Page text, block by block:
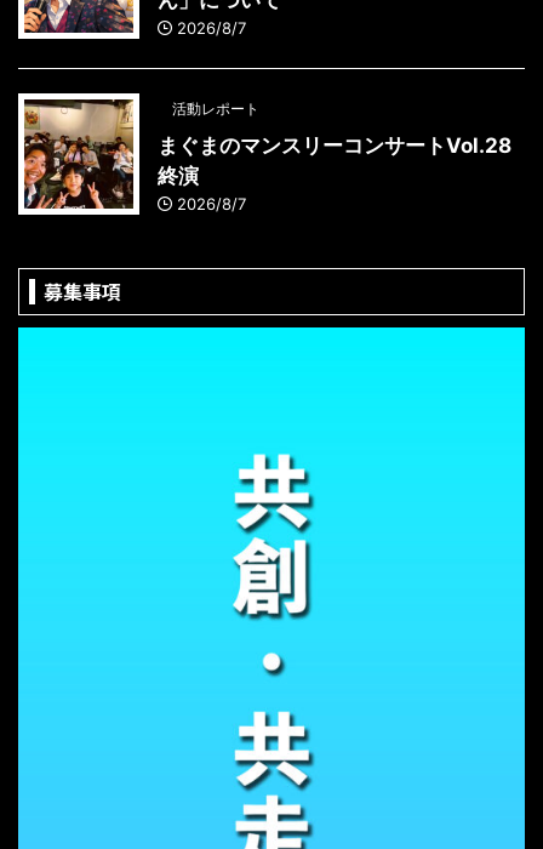
2026/8/7
活動レポート
まぐまのマンスリーコンサートVol.28
終演
2026/8/7
募集事項